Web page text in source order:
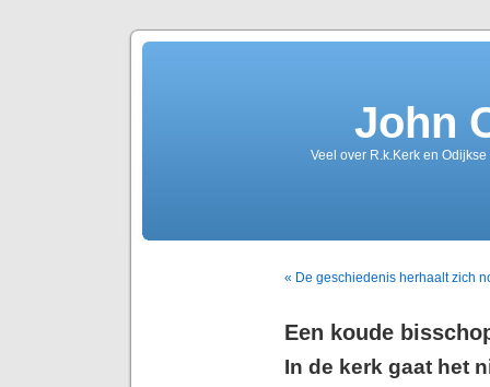
John
Veel over R.k.Kerk en
« De geschiedenis herhaalt zich
Een koude
In de kerk gaat het